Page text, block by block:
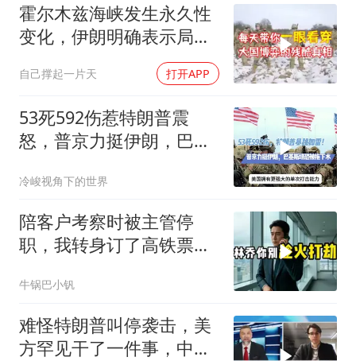
霍尔木兹海峡发生永久性
变化，伊朗明确表示局势
自己撑起一片天 打开APP
53死592伤惹特朗普震
怒，普京力挺伊朗，巴恐
冷峻视角下的世界
陪客户考察时被主管停
职，我转身订了高铁票。
亿合同没你根本签不了
牛锅巴小钒
难怪特朗普叫停袭击，美
方罕见干了一件事，中方